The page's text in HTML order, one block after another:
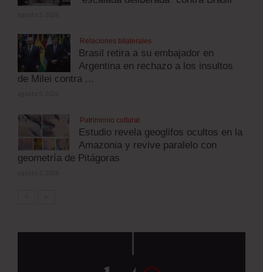
Relaciones bilaterales
Brasil retira a su embajador en
Argentina en rechazo a los insultos
de Milei contra ...
Patrimonio cultural
Estudio revela geoglifos ocultos en la
Amazonia y revive paralelo con
geometría de Pitágoras